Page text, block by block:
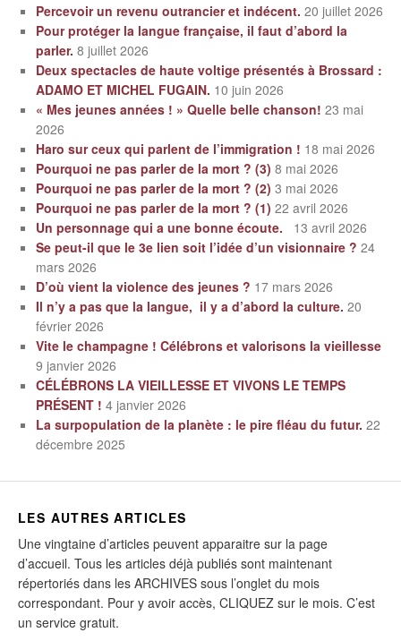
Percevoir un revenu outrancier et indécent. 20 juillet 2026
Pour protéger la langue française, il faut d’abord la
parler. 8 juillet 2026
Deux spectacles de haute voltige présentés à Brossard :
ADAMO ET MICHEL FUGAIN. 10 juin 2026
« Mes jeunes années ! » Quelle belle chanson! 23 mai
2026
Haro sur ceux qui parlent de l’immigration ! 18 mai 2026
Pourquoi ne pas parler de la mort ? (3) 8 mai 2026
Pourquoi ne pas parler de la mort ? (2) 3 mai 2026
Pourquoi ne pas parler de la mort ? (1) 22 avril 2026
Un personnage qui a une bonne écoute.
13 avril 2026
Se peut-il que le 3e lien soit l’idée d’un visionnaire ? 24
mars 2026
D’où vient la violence des jeunes ? 17 mars 2026
Il n’y a pas que la langue, il y a d’abord la culture. 20
février 2026
Vite le champagne ! Célébrons et valorisons la vieillesse
9 janvier 2026
CÉLÉBRONS LA VIEILLESSE ET VIVONS LE TEMPS
PRÉSENT ! 4 janvier 2026
La surpopulation de la planète : le pire fléau du futur. 22
décembre 2025
LES AUTRES ARTICLES
Une vingtaine d’articles peuvent apparaitre sur la page
d’accueil. Tous les articles déjà publiés sont maintenant
répertoriés dans les ARCHIVES sous l’onglet du mois
correspondant. Pour y avoir accès, CLIQUEZ sur le mois. C’est
un service gratuit.